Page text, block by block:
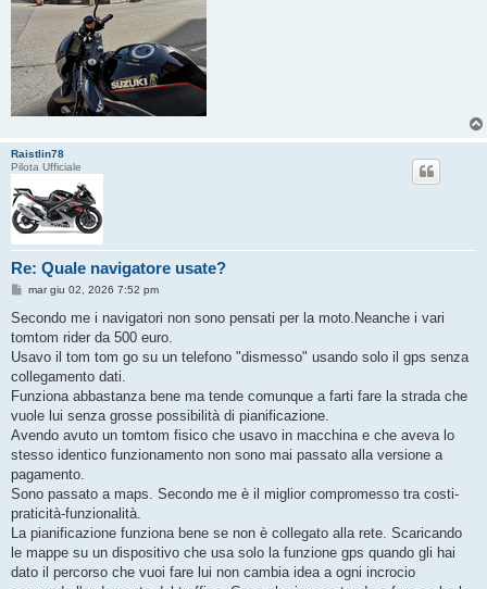
Raistlin78
Pilota Ufficiale
Re: Quale navigatore usate?
M
s
a
g
i
o
mar giu 02, 2026 7:52 pm
Secondo me i navigatori non sono pensati per la moto.Neanche i vari
tomtom rider da 500 euro.
Usavo il tom tom go su un telefono "dismesso" usando solo il gps senza
collegamento dati.
Funziona abbastanza bene ma tende comunque a farti fare la strada che
vuole lui senza grosse possibilità di pianificazione.
Avendo avuto un tomtom fisico che usavo in macchina e che aveva lo
stesso identico funzionamento non sono mai passato alla versione a
pagamento.
Sono passato a maps. Secondo me è il miglior compromesso tra costi-
praticità-funzionalità.
La pianificazione funziona bene se non è collegato alla rete. Scaricando
le mappe su un dispositivo che usa solo la funzione gps quando gli hai
dato il percorso che vuoi fare lui non cambia idea a ogni incrocio